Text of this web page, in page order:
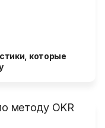
которые